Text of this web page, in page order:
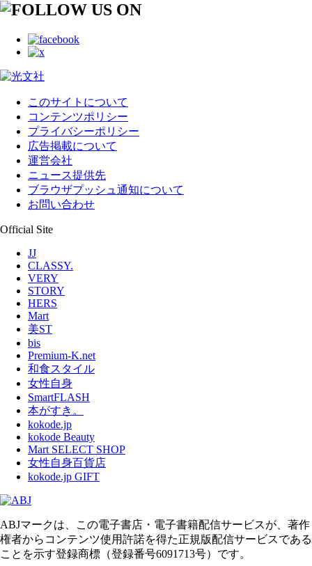
このサイトについて
コンテンツポリシー
プライバシーポリシー
広告掲載について
運営会社
ニュース提供先
ブラウザプッシュ通知について
お問い合わせ
Official Site
JJ
CLASSY.
VERY
STORY
HERS
Mart
美ST
bis
Premium-K.net
和食スタイル
女性自身
SmartFLASH
本がすき。
kokode.jp
kokode Beauty
Mart SELECT SHOP
女性自身百貨店
kokode.jp GIFT
ABJマークは、この電子書店・電子書籍配信サービスが、著作
権者からコンテンツ使用許諾を得た正規版配信サービスである
ことを示す登録商標（登録番号6091713号）です。